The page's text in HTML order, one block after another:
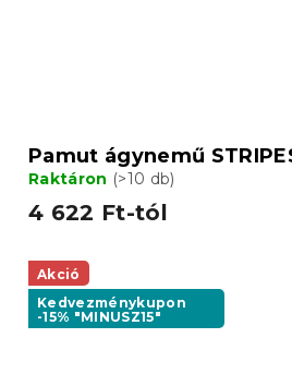
Pamut ágynemű
Raktáron (>10 db)
4 622 Ft-tól
Akció
Kedvezménykupon
-15% "MINUSZ15"